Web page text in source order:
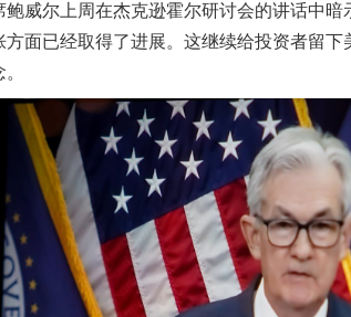
鲍威尔上周在杰克逊霍尔研讨会的讲话中
方面已经取得了进展。这继续给投资者留